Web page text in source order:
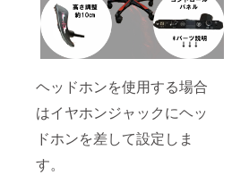
ヘッドホンを使用する場合
はイヤホンジャックにヘッ
ドホンを差して設定しま
す。